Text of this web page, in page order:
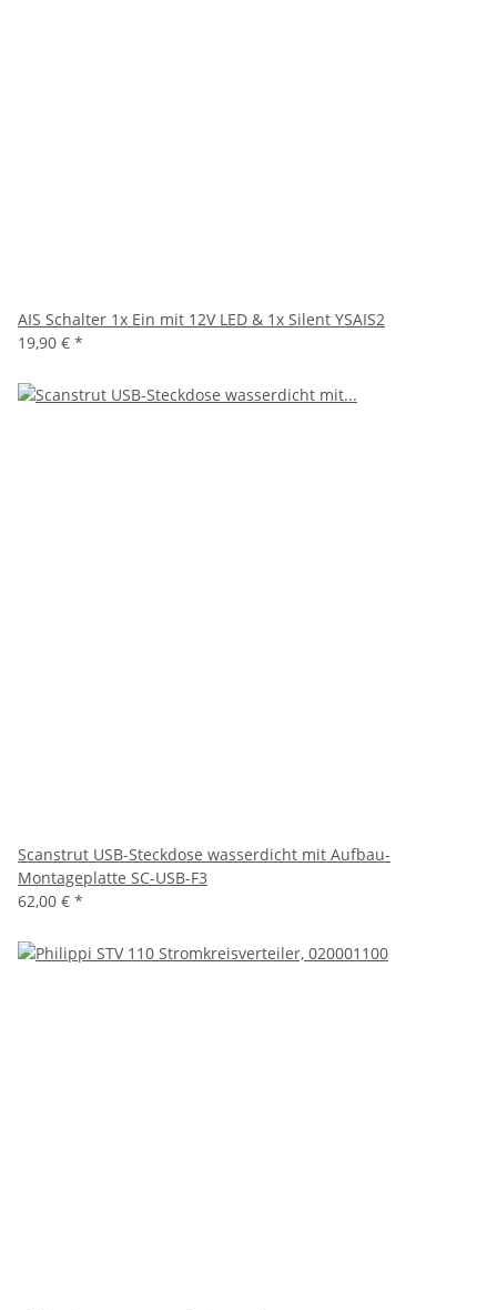
AIS Schalter 1x Ein mit 12V LED & 1x Silent YSAIS2
19,90 € *
Scanstrut USB-Steckdose wasserdicht mit Aufbau-
Montageplatte SC-USB-F3
62,00 € *